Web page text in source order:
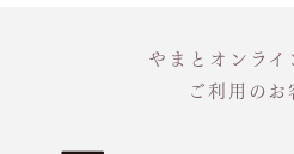
やまとオンライ
ご利用のお